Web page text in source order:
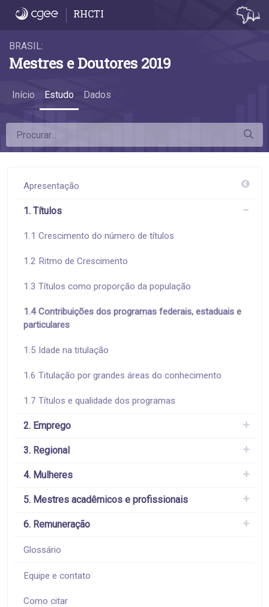
1.4 Contribuições dos programas
RHCTI
BRASIL:
Mestres e Doutores 2019
Início Estudo Dados
Apresentação
1. Títulos
1.1 Crescimento do número de títulos
1.2 Ritmo de Crescimento
1.3 Títulos como proporção da população
1.4 Contribuições dos programas federais, estaduais e
particulares
1.5 Idade na titulação
1.6 Titulação por grandes áreas do conhecimento
1.7 Títulos e qualidade dos programas
2. Emprego
3. Regional
4. Mulheres
5. Mestres acadêmicos e profissionais
6. Remuneração
Glossário
Equipe e contato
Como citar